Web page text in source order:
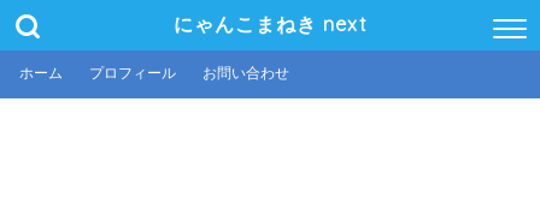
にゃんこまねき next
ホーム プロフィール お問い合わせ